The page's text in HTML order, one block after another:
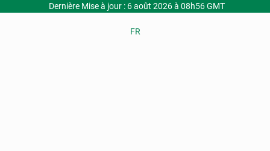
Dernière Mise à jour : 6 août 2026 à 08h56 GMT
FR